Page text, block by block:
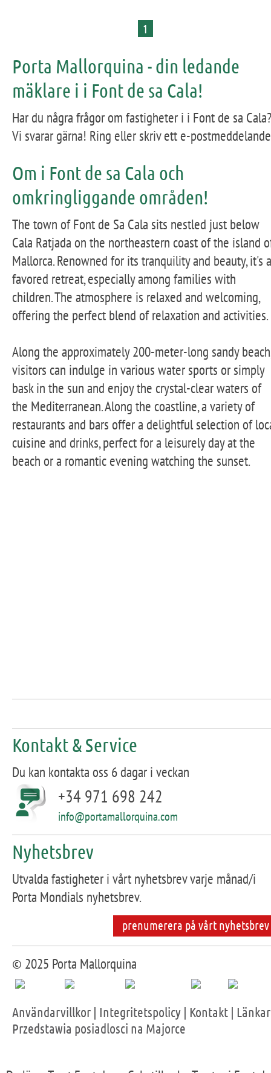
1
Porta Mallorquina - din ledande
mäklare i i Font de sa Cala!
Har du några frågor om fastigheter i i Font de sa Cala?
Vi svarar gärna! Ring eller skriv ett e-
Om i Font de sa Cala och
omkringliggande områden!
The town of Font de Sa Cala sits nestled just below
Cala Ratjada on the northeastern coast of the island
Mallorca. Renowned for its tranquility and beauty, it's a
favored retreat, especially among families with
children. The atmosphere is relaxed and welcoming,
offering the perfect blend of relaxation and activities.
Along the approximately 200-meter-long sandy beach,
visitors can indulge in various water sports or simply
bask in the sun and enjoy the crystal-clear waters of
the Mediterranean. Along the coastline, a variety of
restaurants and bars offer a delightful selection of
cuisine and drinks, perfect for a leisurely day at the
beach or a romantic evening watching the sunset.
Kontakt & Service
Du kan kontakta oss 6 dagar i veckan
+34 971 698 242
info@portamallorquina.com
Nyhetsbrev
Utvalda fastigheter i vårt nyhetsbrev varje månad/i
Porta Mondials nyhetsbrev.
prenumerera på vårt nyhetsbrev
© 2025 Porta Mallorquina
Användarvillkor | Integritetspolicy | Kontakt | Länkar
Przedstawia posiadlosci na Majorce